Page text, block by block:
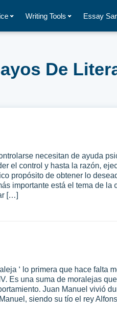
Writing Tools Essay
De
necesitan de ayuda
el control y hasta la razón,
propósito de obtener lo
importante está el tema de la
[…]
‘ lo primera que hace falta
Es una suma de moralejas
Juan Manuel vivió
siendo su tío el rey